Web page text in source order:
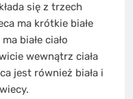
się z trzech
ma krótkie białe
białe ciało
wewnątrz ciała
jest również biała i